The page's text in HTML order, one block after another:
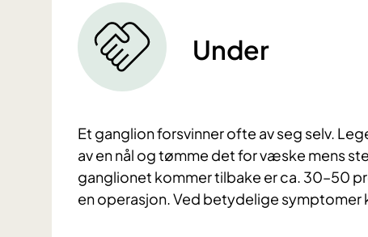
Under
Et ganglion forsvinner ofte av seg selv.
av en nål og tømme det for væske mens
ganglionet kommer tilbake er ca. 30–50
en operasjon. Ved betydelige